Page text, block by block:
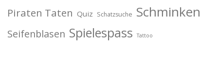
Piraten Taten Quiz Schatzsuche Schminken
Seifenblasen Spielespass Tattoo